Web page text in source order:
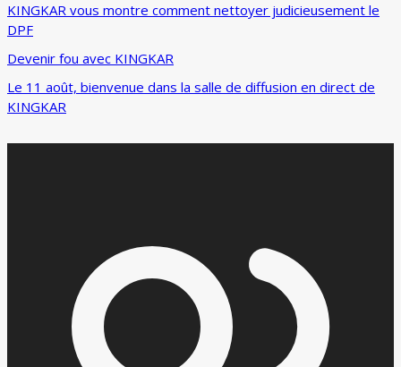
KINGKAR vous montre comment nettoyer judicieusement le
DPF
Devenir fou avec KINGKAR
Le 11 août, bienvenue dans la salle de diffusion en direct de
KINGKAR